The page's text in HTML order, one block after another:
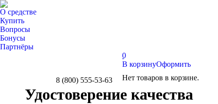
О средстве
Купить
Вопросы
Бонусы
Партнёры
Вконтакте8 (800) 555-53-63
0
В корзинуОформить
Нет товаров в корзине.
Удостоверение качества